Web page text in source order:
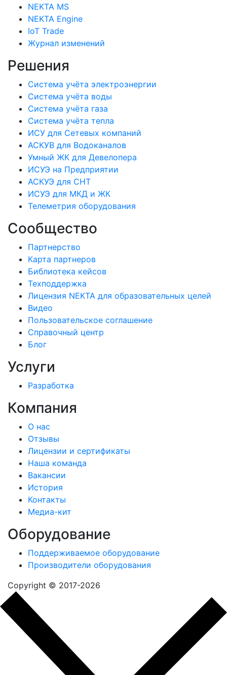
NEKTA MS
NEKTA Engine
IoT Trade
Журнал изменений
Решения
Система учёта электроэнергии
Система учёта воды
Система учёта газа
Система учёта тепла
ИСУ для Сетевых компаний
АСКУВ для Водоканалов
Умный ЖК для Девелопера
ИСУЭ на Предприятии
АСКУЭ для СНТ
ИСУЭ для МКД и ЖК
Телеметрия оборудования
Сообщество
Партнерство
Карта партнеров
Библиотека кейсов
Техподдержка
Лицензия NEKTA для образовательных целей
Видео
Пользовательское соглашение
Справочный центр
Блог
Услуги
Разработка
Компания
О нас
Отзывы
Лицензии и сертификаты
Наша команда
Вакансии
История
Контакты
Медиа-кит
Оборудование
Поддерживаемое оборудование
Производители оборудования
Copyright © 2017-2026